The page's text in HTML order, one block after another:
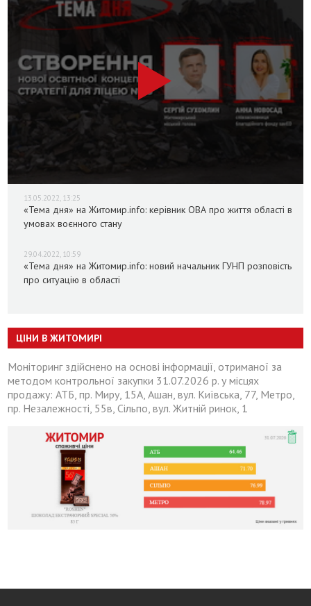
13.05.2022, 13:25
«Тема дня» на Житомир.info: керівник ОВА про життя області в
умовах воєнного стану
29.04.2022, 10:59
«Тема дня» на Житомир.info: новий начальник ГУНП розповість
про ситуацію в області
ЦІНИ В ЖИТОМИРІ
Моніторинг здійснено на основі інформації, отриманої за
методом контрольної закупки 31.07.2026 р. у місцях
продажу: АТБ, пр. Миру, 15А, Ашан, вул. Київська, 77, Метро,
пр. Незалежності, 55в, Сільпо, вул. Житній ринок, 1